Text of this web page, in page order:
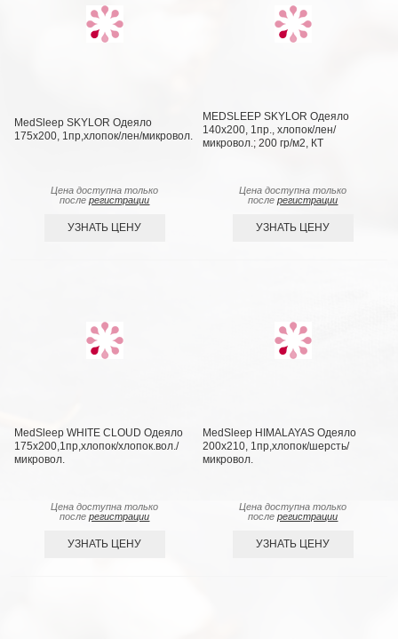
MedSleep SKYLOR Одеяло
175х200, 1пр,хлопок/лен/микровол.
Цена доступна только
послерегистрации
УЗНАТЬ ЦЕНУ
MEDSLEEP SKYLOR Одеяло
140х200, 1пр., хлопок/лен/
микровол.; 200 гр/м2, КТ
Цена доступна только
послерегистрации
УЗНАТЬ ЦЕНУ
MedSleep WHITE CLOUD Одеяло
175х200,1пр,хлопок/хлопок.вол./
микровол.
Цена доступна только
послерегистрации
УЗНАТЬ ЦЕНУ
MedSleep HIMALAYAS Oдеяло
200х210, 1пр,хлопок/шерсть/
микровол.
Цена доступна только
послерегистрации
УЗНАТЬ ЦЕНУ